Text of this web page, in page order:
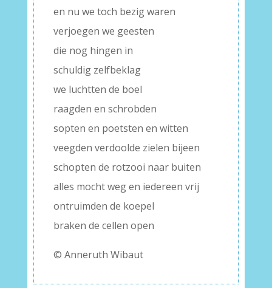
en nu we toch bezig waren
verjoegen we geesten
die nog hingen in
schuldig zelfbeklag
we luchtten de boel
raagden en schrobden
sopten en poetsten en witten
veegden verdoolde zielen bijeen
schopten de rotzooi naar buiten
alles mocht weg en iedereen vrij
ontruimden de koepel
braken de cellen open
© Anneruth Wibaut